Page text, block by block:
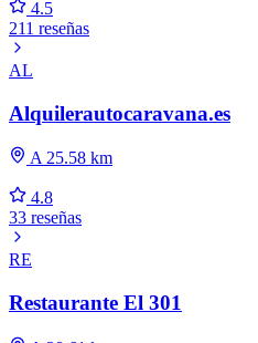
4.5
211 reseñas
AL
Alquilerautocaravana.es
A 25.58 km
4.8
33 reseñas
RE
Restaurante El 301